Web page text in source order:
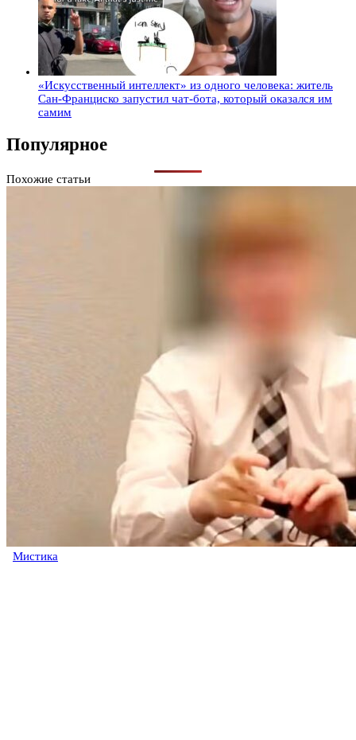
«Искусственный интеллект» из одного человека: житель
Сан-Франциско запустил чат-бота, который оказался им
самим
Популярное
Похожие статьи
Мистика